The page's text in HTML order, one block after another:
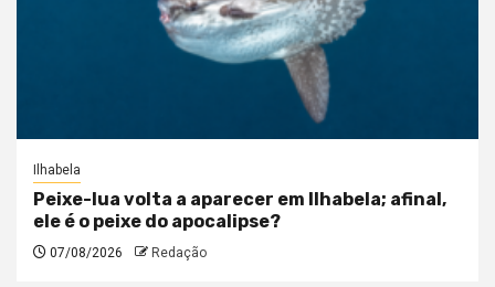
Ilhabela
Peixe-lua volta a aparecer em Ilhabela; afinal,
ele é o peixe do apocalipse?
07/08/2026 Redação